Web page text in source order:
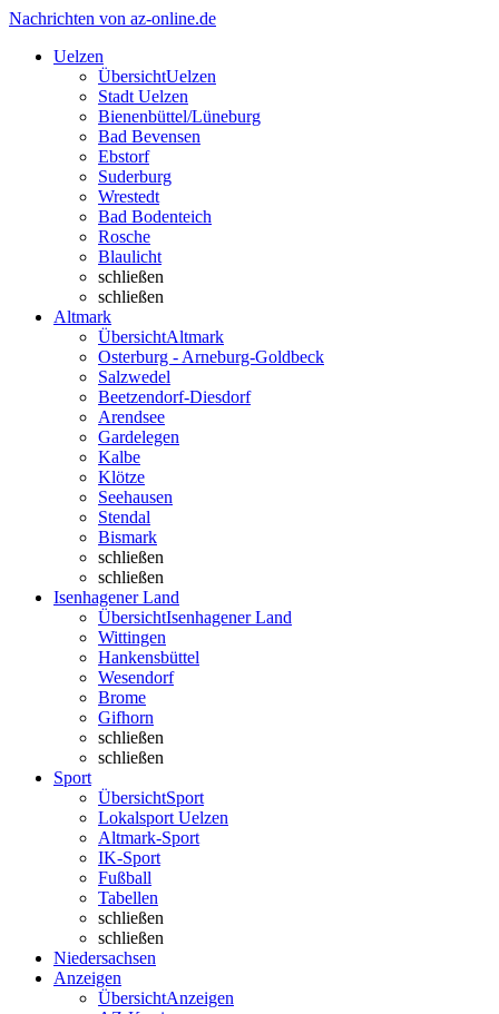
Nachrichten von az-online.de
Uelzen
ÜbersichtUelzen
Stadt Uelzen
Bienenbüttel/Lüneburg
Bad Bevensen
Ebstorf
Suderburg
Wrestedt
Bad Bodenteich
Rosche
Blaulicht
schließen
schließen
Altmark
ÜbersichtAltmark
Osterburg - Arneburg-Goldbeck
Salzwedel
Beetzendorf-Diesdorf
Arendsee
Gardelegen
Kalbe
Klötze
Seehausen
Stendal
Bismark
schließen
schließen
Isenhagener Land
ÜbersichtIsenhagener Land
Wittingen
Hankensbüttel
Wesendorf
Brome
Gifhorn
schließen
schließen
Sport
ÜbersichtSport
Lokalsport Uelzen
Altmark-Sport
IK-Sport
Fußball
Tabellen
schließen
schließen
Niedersachsen
Anzeigen
ÜbersichtAnzeigen